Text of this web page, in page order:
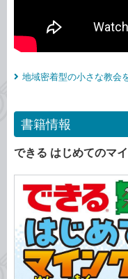
地域密着型の小さな教会
書籍情報
できる はじめてのマ